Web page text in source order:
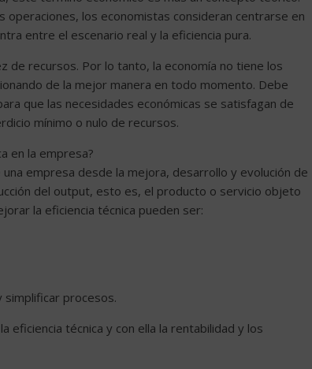
los economistas consideran centrarse en
entre el escenario real y la eficiencia pura.
de recursos. Por lo tanto, la economía no tiene los
de la mejor manera en todo momento. Debe
que las necesidades económicas se satisfagan de
mínimo o nulo de recursos.
en la empresa?
empresa desde la mejora, desarrollo y evolución de
del output, esto es, el producto o servicio objeto
la eficiencia técnica pueden ser:
simplificar procesos.
eficiencia técnica y con ella la rentabilidad y los